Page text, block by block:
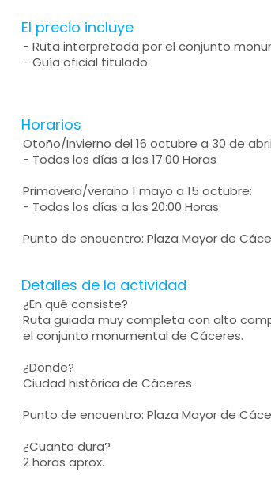
El precio incluye
- Ruta interpretada por el conjunto
- Guía oficial titulado.
Horarios
Otoño/Invierno del 16 octubre a 30 de abril
- Todos los días a las 17:00 Horas
Primavera/verano 1 mayo a 15 octubre:
- Todos los días a las 20:00 Horas
Punto de encuentro: Plaza Mayor de
Detalles de la actividad
¿En qué consiste?
Ruta guiada muy completa con alto
el conjunto monumental de Cáceres.
¿Donde?
Ciudad histórica de Cáceres
Punto de encuentro: Plaza Mayor de
¿Cuanto dura?
2 horas aprox.